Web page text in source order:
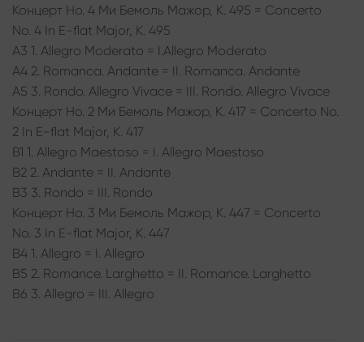
Концерт Но. 4 Ми Бемоль Мажор, К. 495 = Concerto
No. 4 In E-flat Major, K. 495
A3 1. Allegro Moderato = I.Allegro Moderato
A4 2. Romanca. Andante = II. Romanca. Andante
A5 3. Rondo. Allegro Vivace = III. Rondo. Allegro Vivace
Концерт Но. 2 Ми Бемоль Мажор, К. 417 = Concerto No.
2 In E-flat Major, K. 417
B1 1. Allegro Maestoso = I. Allegro Maestoso
B2 2. Andante = II. Andante
B3 3. Rondo = III. Rondo
Концерт Но. 3 Ми Бемоль Мажор, К. 447 = Concerto
No. 3 In E-flat Major, K. 447
B4 1. Allegro = I. Allegro
B5 2. Romance. Larghetto = II. Romance. Larghetto
B6 3. Allegro = III. Allegro